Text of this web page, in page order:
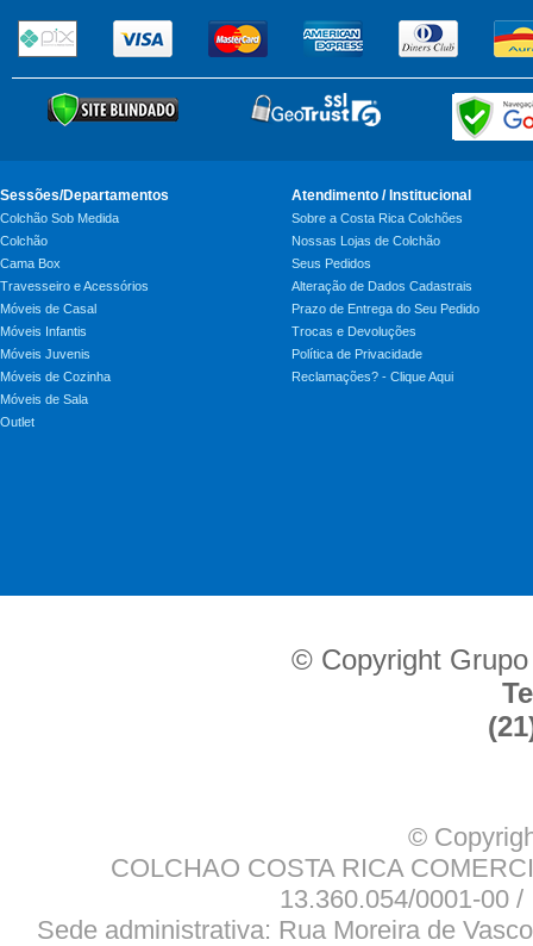
Sessões/Departamentos
Colchão Sob Medida
Colchão
Cama Box
Travesseiro e Acessórios
Móveis de Casal
Móveis Infantis
Móveis Juvenis
Móveis de Cozinha
Móveis de Sala
Outlet
Atendimento / Institucional
Sobre a Costa Rica Colchões
Nossas Lojas de Colchão
Seus Pedidos
Alteração de Dados Cadastrais
Prazo de Entrega do Seu Pedido
Trocas e Devoluções
Política de Privacidade
Reclamações? - Clique Aqui
© Copyright
©
COLCHAO COSTA RICA
13.360.054/0001-00
Sede administrativa: Rua Moreira de